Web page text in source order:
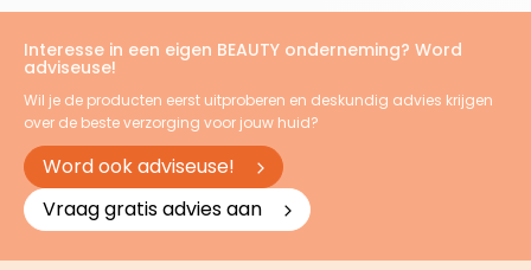
Interesse in een eigen BEAUTY onderneming? Word
adviseuse!
Wil je de producten eerst uitproberen en deskundig advies krijgen
over de beste verzorging voor jouw huid?
Word ook adviseuse!
Vraag gratis advies aan